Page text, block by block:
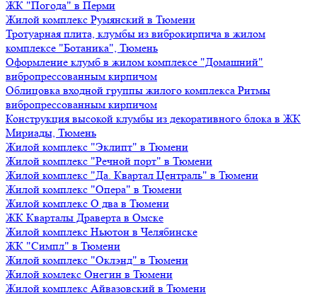
ЖК "Погода" в Перми
Жилой комплекс Румянский в Тюмени
Тротуарная плита, клумбы из виброкирпича в жилом
комплексе "Ботаника", Тюмень
Оформление клумб в жилом комплексе "Домашний"
вибропрессованным кирпичом
Облицовка входной группы жилого комплекса Ритмы
вибропрессованным кирпичом
Конструкция высокой клумбы из декоративного блока в ЖК
Мириады, Тюмень
Жилой комплекс "Эклипт" в Тюмени
Жилой комплекс "Речной порт" в Тюмени
Жилой комплекс "Да. Квартал Централь" в Тюмени
Жилой комплекс "Опера" в Тюмени
Жилой комплекс О два в Тюмени
ЖК Кварталы Драверта в Омске
Жилой комплекс Ньютон в Челябинске
ЖК "Симпл" в Тюмени
Жилой комплекс "Оклэнд" в Тюмени
Жилой комлекс Онегин в Тюмени
Жилой комплекс Айвазовский в Тюмени